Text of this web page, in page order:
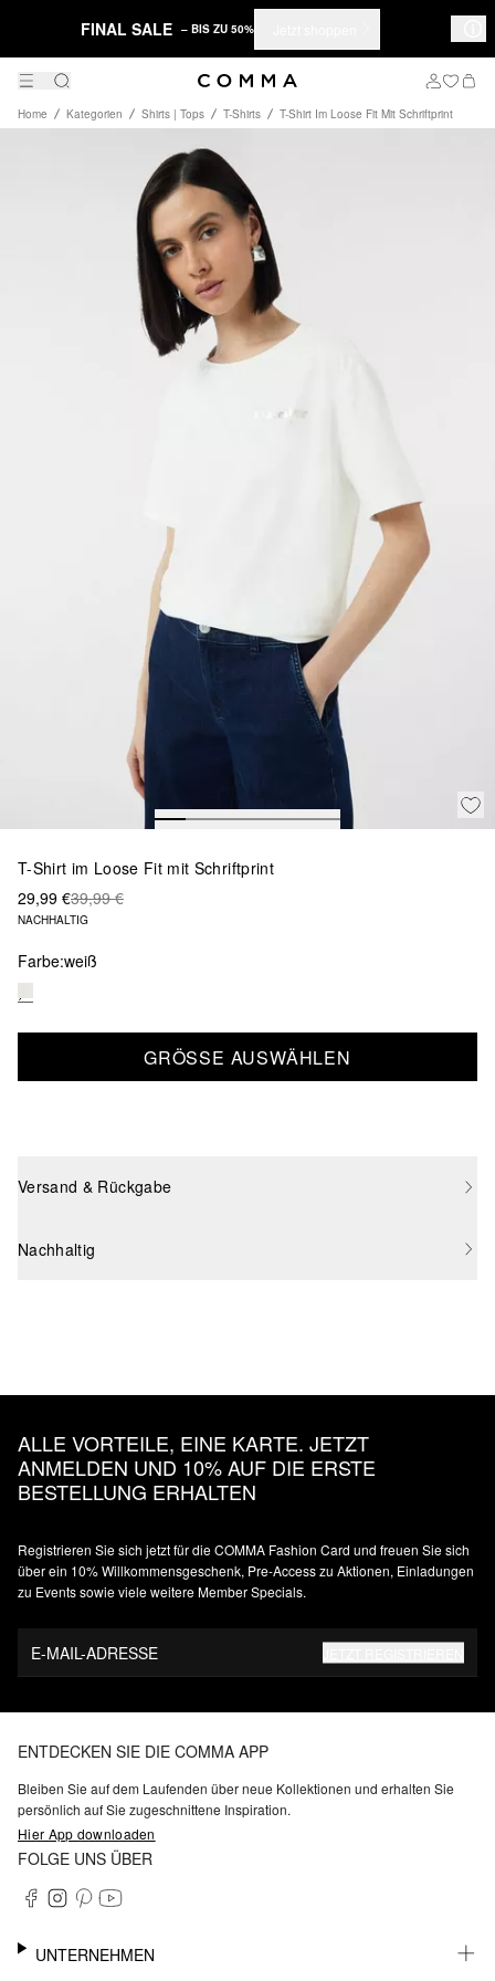
FINAL SALE – BIS ZU 50%
Home Kategorien Shirts | Tops T-Shirts T-Shirt Im Loose Fit Mit Schriftprint
T-Shirt im Loose Fit mit Schriftprint
29,99 €39,99 €
NACHHALTIG
Farbe:weiß
GRÖSSE AUSWÄHLEN
Versand & Rückgabe
Nachhaltig
ALLE VORTEILE, EINE KARTE. JETZT
ANMELDEN UND 10% AUF DIE ERSTE
BESTELLUNG ERHALTEN
Registrieren Sie sich jetzt für die COMMA Fashion Card und freuen Sie sich
über ein 10% Willkommensgeschenk, Pre-Access zu Aktionen, Einladungen
zu Events sowie viele weitere Member Specials.
E-MAIL-ADRESSE
ENTDECKEN SIE DIE COMMA APP
Bleiben Sie auf dem Laufenden über neue Kollektionen und erhalten Sie
persönlich auf Sie zugeschnittene Inspiration.
Hier App downloaden
FOLGE UNS ÜBER
UNTERNEHMEN